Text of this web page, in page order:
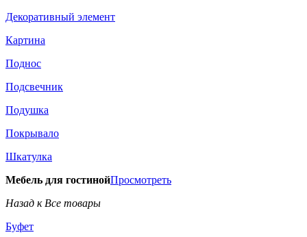
Декоративный элемент
Картина
Поднос
Подсвечник
Подушка
Покрывало
Шкатулка
Мебель для гостинойПросмотреть
Назад к Все товары
Буфет